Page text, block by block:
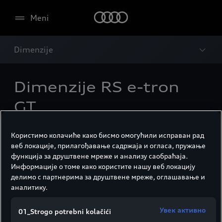
Meni
Dimenzije
Dimenzije RS e-tron
GT.
Користимо колачиће како бисмо омогућили исправан рад
веб локације, прилагођавање садржаја и огласа, пружање
функција за друштвене мреже и анализу саобраћаја.
Информације о томе како користите нашу веб локацију
делимо с партнерима за друштвене мреже, оглашавање и
аналитику.
01_Strogo potrebni kolačići Увек активно